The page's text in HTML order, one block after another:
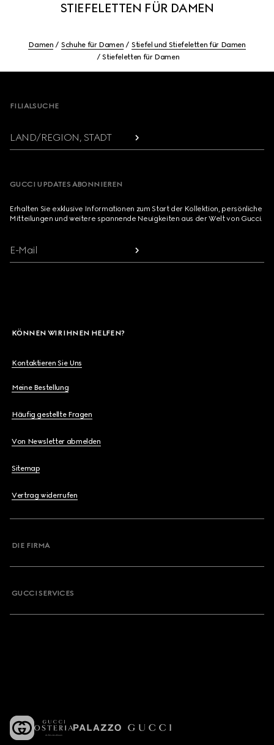
STIEFELETTEN FÜR DAMEN
Damen Schuhe für Damen
Stiefel und Stiefeletten für Damen
Stiefeletten für Damen
FILIALSUCHE
LAND/REGION, STADT
GUCCI UPDATES ABONNIEREN
Erhalten Sie exklusive Informationen zum Start der Kollektion, persönliche
Mitteilungen und weitere spannende Neuigkeiten aus der Welt von Gucci.
E-Mail
KÖNNEN WIR IHNEN HELFEN?
Kontaktieren Sie Uns
Meine Bestellung
Häufig gestellte Fragen
Von Newsletter abmelden
Sitemap
Vertrag widerrufen
DIE FIRMA
GUCCI SERVICES